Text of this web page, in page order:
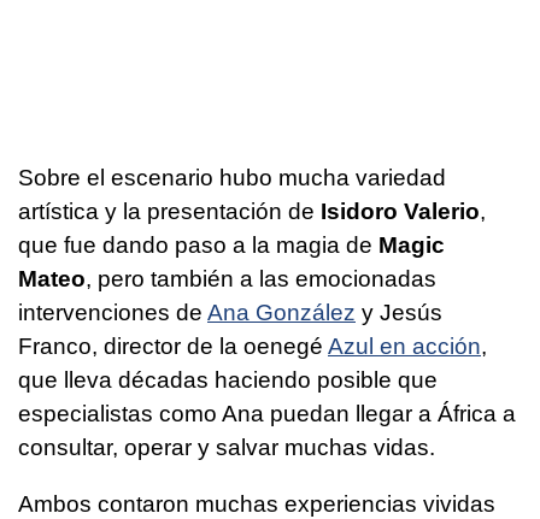
Sobre el escenario hubo mucha variedad
artística y la presentación de Isidoro Valerio,
que fue dando paso a la magia de Magic
Mateo, pero también a las emocionadas
intervenciones de Ana González y Jesús
Franco, director de la oenegé Azul en acción,
que lleva décadas haciendo posible que
especialistas como Ana puedan llegar a África a
consultar, operar y salvar muchas vidas.
Ambos contaron muchas experiencias vividas